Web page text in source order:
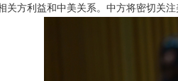
关方利益和中美关系。中方将密切关